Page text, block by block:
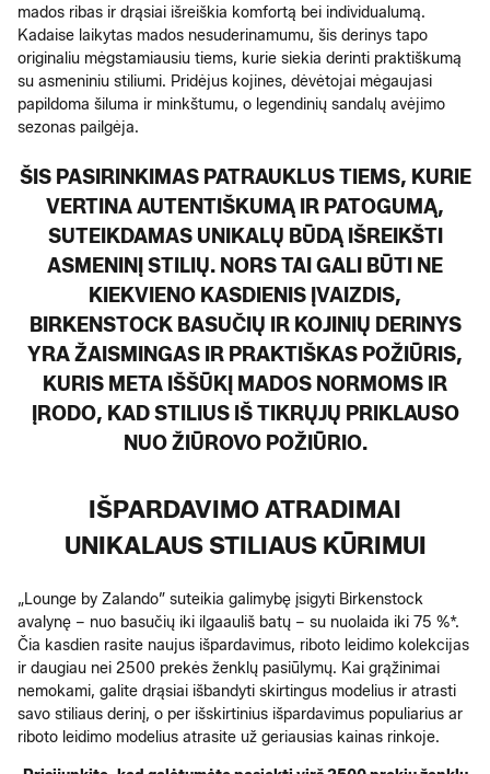
mados ribas ir drąsiai išreiškia komfortą bei individualumą.
Kadaise laikytas mados nesuderinamumu, šis derinys tapo
originaliu mėgstamiausiu tiems, kurie siekia derinti praktiškumą
su asmeniniu stiliumi. Pridėjus kojines, dėvėtojai mėgaujasi
papildoma šiluma ir minkštumu, o legendinių sandalų avėjimo
sezonas pailgėja.
ŠIS PASIRINKIMAS PATRAUKLUS TIEMS, KURIE
VERTINA AUTENTIŠKUMĄ IR PATOGUMĄ,
SUTEIKDAMAS UNIKALŲ BŪDĄ IŠREIKŠTI
ASMENINĮ STILIŲ. NORS TAI GALI BŪTI NE
KIEKVIENO KASDIENIS ĮVAIZDIS,
BIRKENSTOCK BASUČIŲ IR KOJINIŲ DERINYS
YRA ŽAISMINGAS IR PRAKTIŠKAS POŽIŪRIS,
KURIS META IŠŠŪKĮ MADOS NORMOMS IR
ĮRODO, KAD STILIUS IŠ TIKRŲJŲ PRIKLAUSO
NUO ŽIŪROVO POŽIŪRIO.
IŠPARDAVIMO ATRADIMAI
UNIKALAUS STILIAUS KŪRIMUI
„Lounge by Zalando” suteikia galimybę įsigyti Birkenstock
avalynę – nuo basučių iki ilgaauliš batų – su nuolaida iki 75 %*.
Čia kasdien rasite naujus išpardavimus, riboto leidimo kolekcijas
ir daugiau nei 2500 prekės ženklų pasiūlymų. Kai grąžinimai
nemokami, galite drąsiai išbandyti skirtingus modelius ir atrasti
savo stiliaus derinį, o per išskirtinius išpardavimus populiarius ar
riboto leidimo modelius atrasite už geriausias kainas rinkoje.